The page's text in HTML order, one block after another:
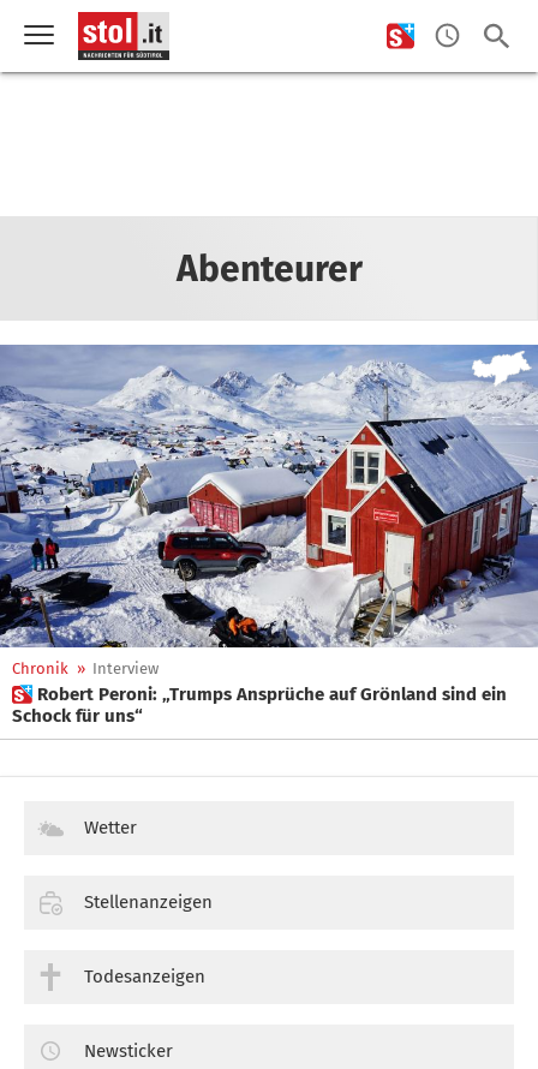
Abenteurer
Chronik » Interview
 Robert Peroni: „Trumps Ansprüche auf Grönland sind ein
Schock für uns“
Wetter
Stellenanzeigen
Todesanzeigen
Newsticker